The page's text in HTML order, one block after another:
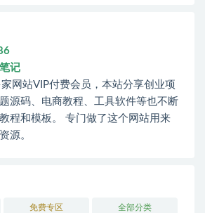
记
网站VIP付费会员，本站分享创业项
源码、电商教程、工具软件等也不断
程和模板。 专门做了这个网站用来
源。
免费专区 全部分类